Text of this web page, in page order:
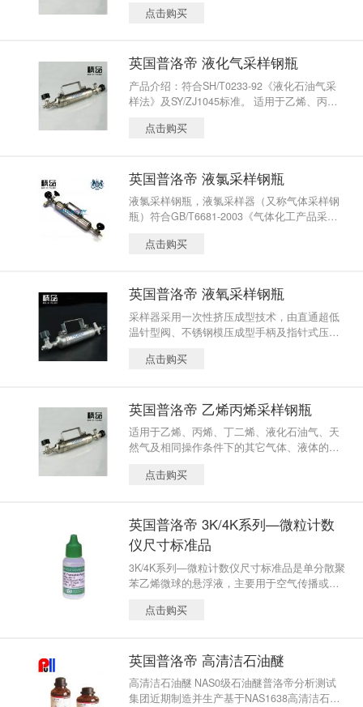
要求对内壁衬防腐涂层，防止气体样品中微量
式快速接头）、连接软管（各种材质）可供选
择。液化石油气取样器（采样钢瓶）的选择：
对于采样容积、压力较大（一般容积在50ml以
上、压力在1Mpa以上）的气体可选择液化石油
气采样钢瓶（取样器）；对于较小的气体可使
点击购买
英国普洛帝 液化气采样钢瓶
产品介绍：符合SH/T0233-92《液化石油气采
样法》及SY/ZJ1045标准。 适用于乙烯、丙
条件下的其它气体、液体的采样、储存和运
点击购买
英国普洛帝 液氯采样钢瓶
液氯采样钢瓶，液氯采样器（又称气体采样钢
瓶）符合GB/T6681-2003《气体化工产品采样
技术，采样钢瓶主要由液氯采样钢瓶专用针型
烷、液化石油气、天然气及相同操作条件下的
气体、液体采样、储存和运输。
点击购买
英国普洛帝 液氧采样钢瓶
采样器采用一次性挤压成型技术，由直通超低
温针型阀、不锈钢模压成型手柄及指针式压力
衬防腐涂层，防止气体样品中微量元素被不锈
点击购买
英国普洛帝 乙烯丙烯采样钢瓶
适用于乙烯、丙烯、丁二烯、液化石油气、天
然气及相同操作条件下的其它气体、液体的采
点击购买
英国普洛帝 3K/4K系列—微粒计数
仪尺寸标准品
3K/4K系列—微粒计数仪尺寸标准品是单分散聚
苯乙烯微球的悬浮液，主要用于空气传播或液
标准与技术协会（NIST）可溯源至标准尺度。
释，只需耗时很少的浓度微调，即可直接应用
于激光微粒计数仪。
点击购买
英国普洛帝 高清洁石油醚
高清洁石油醚 NAS0级石油醚普洛帝分析测试
集团近期制造并生产基于NAS1638高清洁石油